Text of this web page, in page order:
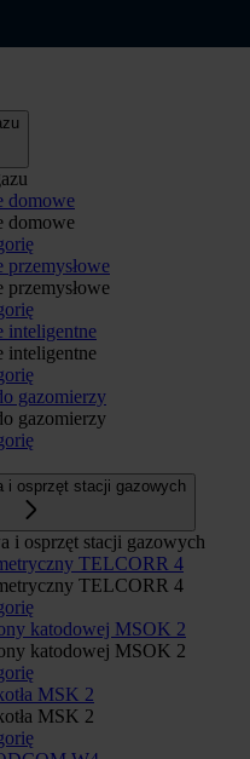
domowe
domowe
przemysłowe
przemysłowe
inteligentne
inteligentne
gazomierzy
gazomierzy
i osprzęt stacji gazowych
i osprzęt stacji gazowych
TELCORR 4
TELCORR 4
katodowej MSOK 2
katodowej MSOK 2
MSK 2
MSK 2